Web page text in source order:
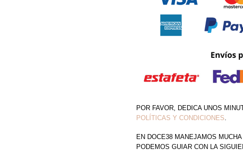
POR FAVOR, DEDICA UNOS
POLÍTICAS Y CONDICIONES
EN DOCE38 MANEJAMOS
PODEMOS GUIAR CON LA